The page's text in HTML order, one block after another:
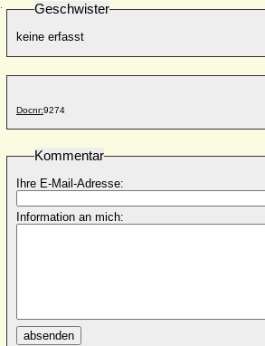
Geschwister
keine erfasst
Docnr:9274
Kommentar
Ihre E-Mail-Adresse:
Information an mich:
absenden